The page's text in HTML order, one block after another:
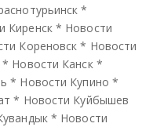
*
Киренск * Новости
Кореновск * Новости
* Новости Канск *
* Новости Купино *
* Новости Куйбышев
* Новости